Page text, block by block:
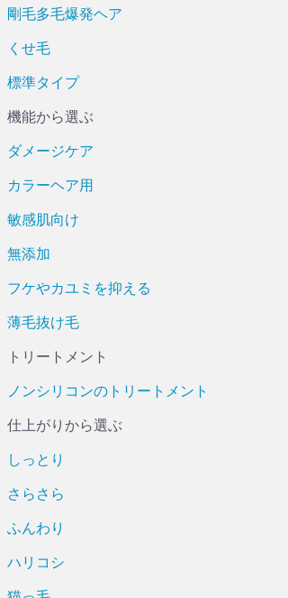
剛毛多毛爆発ヘア
くせ毛
標準タイプ
機能から選ぶ
ダメージケア
カラーヘア用
敏感肌向け
無添加
フケやカユミを抑える
薄毛抜け毛
トリートメント
ノンシリコンのトリートメント
仕上がりから選ぶ
しっとり
さらさら
ふんわり
ハリコシ